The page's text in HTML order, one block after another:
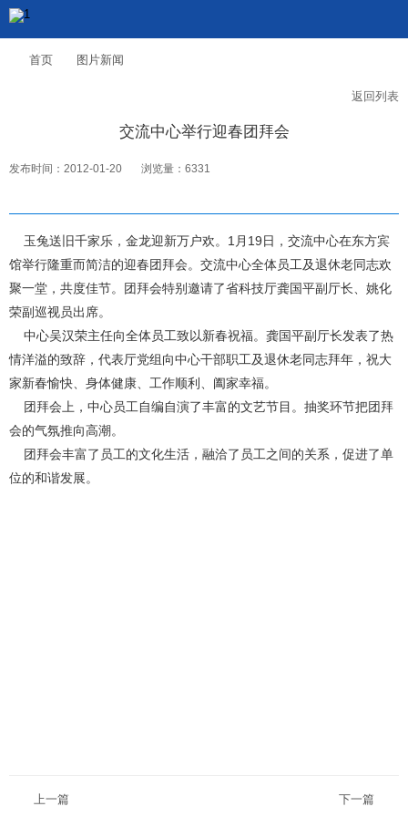
首页 图片新闻
返回列表
交流中心举行迎春团拜会
发布时间：2012-01-20 浏览量：6331
玉兔送旧千家乐，金龙迎新万户欢。1月19日，交流中心在东方宾
馆举行隆重而简洁的迎春团拜会。交流中心全体员工及退休老同志欢
聚一堂，共度佳节。团拜会特别邀请了省科技厅龚国平副厅长、姚化
荣副巡视员出席。
中心吴汉荣主任向全体员工致以新春祝福。龚国平副厅长发表了热
情洋溢的致辞，代表厅党组向中心干部职工及退休老同志拜年，祝大
家新春愉快、身体健康、工作顺利、阖家幸福。
团拜会上，中心员工自编自演了丰富的文艺节目。抽奖环节把团拜
会的气氛推向高潮。
团拜会丰富了员工的文化生活，融洽了员工之间的关系，促进了单
位的和谐发展。
上一篇 下一篇